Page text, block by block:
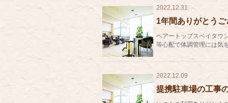
2022.12.31
1年間ありがとう
ヘアートップスベイタウ
等心配で体調管理には気
2022.12.09
提携駐車場の工事